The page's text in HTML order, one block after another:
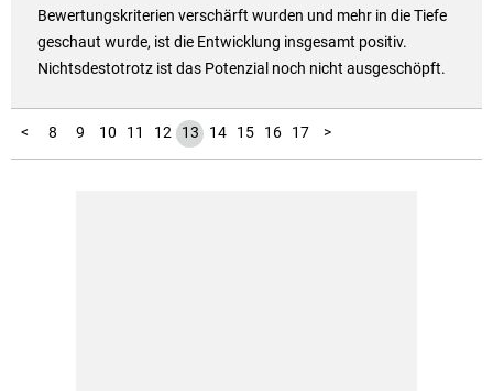
Bewertungskriterien verschärft wurden und mehr in die Tiefe
geschaut wurde, ist die Entwicklung insgesamt positiv.
Nichtsdestotrotz ist das Potenzial noch nicht ausgeschöpft.
<
1
2
3
4
5
6
7 8 9 10 11 12 13 14 15 16 17
18
19
20
21
22
23
24
25
26
27 >